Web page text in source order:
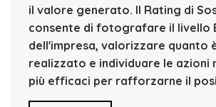
il valore generato. Il Rating di
consente di fotografare il livello
dell'impresa, valorizzare quanto
realizzato e individuare le azioni
più efficaci per rafforzarne il